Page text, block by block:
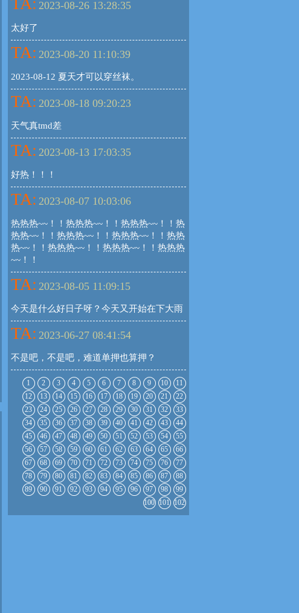
2023-08-26 13:28:35
太好了
TA: 2023-08-20 11:10:39
2023-08-12 夏天才可以穿丝袜。
TA: 2023-08-18 09:20:23
天气真tmd差
TA: 2023-08-13 17:03:35
好热！！！
TA: 2023-08-07 10:03:06
热热热~~！！热热热~~！！热热热~~！！热
热热~~！！热热热~~！！热热热~~！！热热
热~~！！热热热~~！！热热热~~！！热热热
~~！！
TA: 2023-08-05 11:09:15
今天是什么好日子呀？今天又开始在下大雨
TA: 2023-06-27 08:41:54
不是吧，不是吧，难道单押也算押？
1 2 3 4 5 6 7 8 9 10
11
12
13 14 15 16 17 18 19 20 21
22
23
24 25 26 27 28 29 30 31 32
33
34
35 36 37 38 39 40 41 42 43
44
45
46 47 48 49 50 51 52 53 54
55
56
57 58 59 60 61 62 63 64 65
66
67
68 69 70 71 72 73 74 75 76
77
78
79 80 81 82 83 84 85 86 87
88
89
90 91 92 93 94 95 96 97 98
99
100 101 102